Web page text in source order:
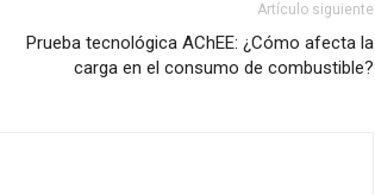
Artículo siguiente
Prueba tecnológica AChEE: ¿Cómo afecta la
carga en el consumo de combustible?